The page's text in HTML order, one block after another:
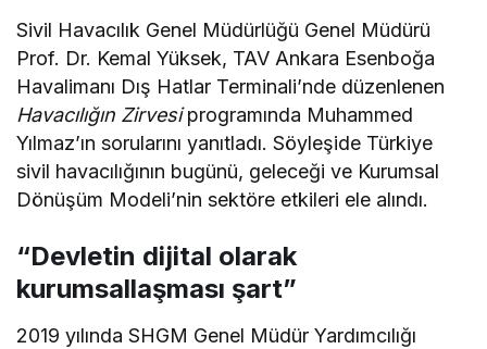
Sivil Havacılık Genel Müdürlüğü Genel Müdürü
Prof. Dr. Kemal Yüksek, TAV Ankara Esenboğa
Havalimanı Dış Hatlar Terminali’nde düzenlenen
Havacılığın Zirvesiprogramında Muhammed
Yılmaz’ın sorularını yanıtladı. Söyleşide Türkiye
sivil havacılığının bugünü, geleceği ve Kurumsal
Dönüşüm Modeli’nin sektöre etkileri ele alındı.
“Devletin dijital olarak
kurumsallaşması şart”
2019 yılında SHGM Genel Müdür Yardımcılığı